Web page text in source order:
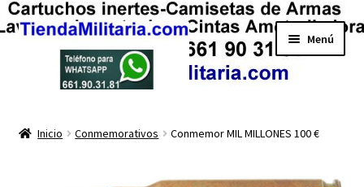
Ir
navegación
Ir
contenido
Menú
Inicio Conmemorativos Conmemor MIL MILLONES 100 €